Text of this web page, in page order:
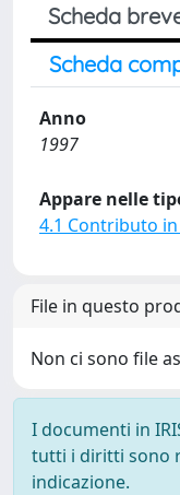
Scheda
Scheda
Anno
1997
Appare nelle
4.1 Contributo
File in questo
Non ci sono file
I documenti in
tutti i diritti sono
indicazione.